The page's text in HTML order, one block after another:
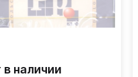
в наличии